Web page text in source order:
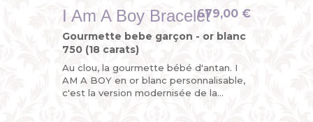
I Am A Boy Bracelet
Gourmette bebe garçon - or blanc
750 (18 carats)
Au clou, la gourmette bébé d'antan. I
AM A BOY en or blanc personnalisable,
c'est la version modernisée de la
679,00 €